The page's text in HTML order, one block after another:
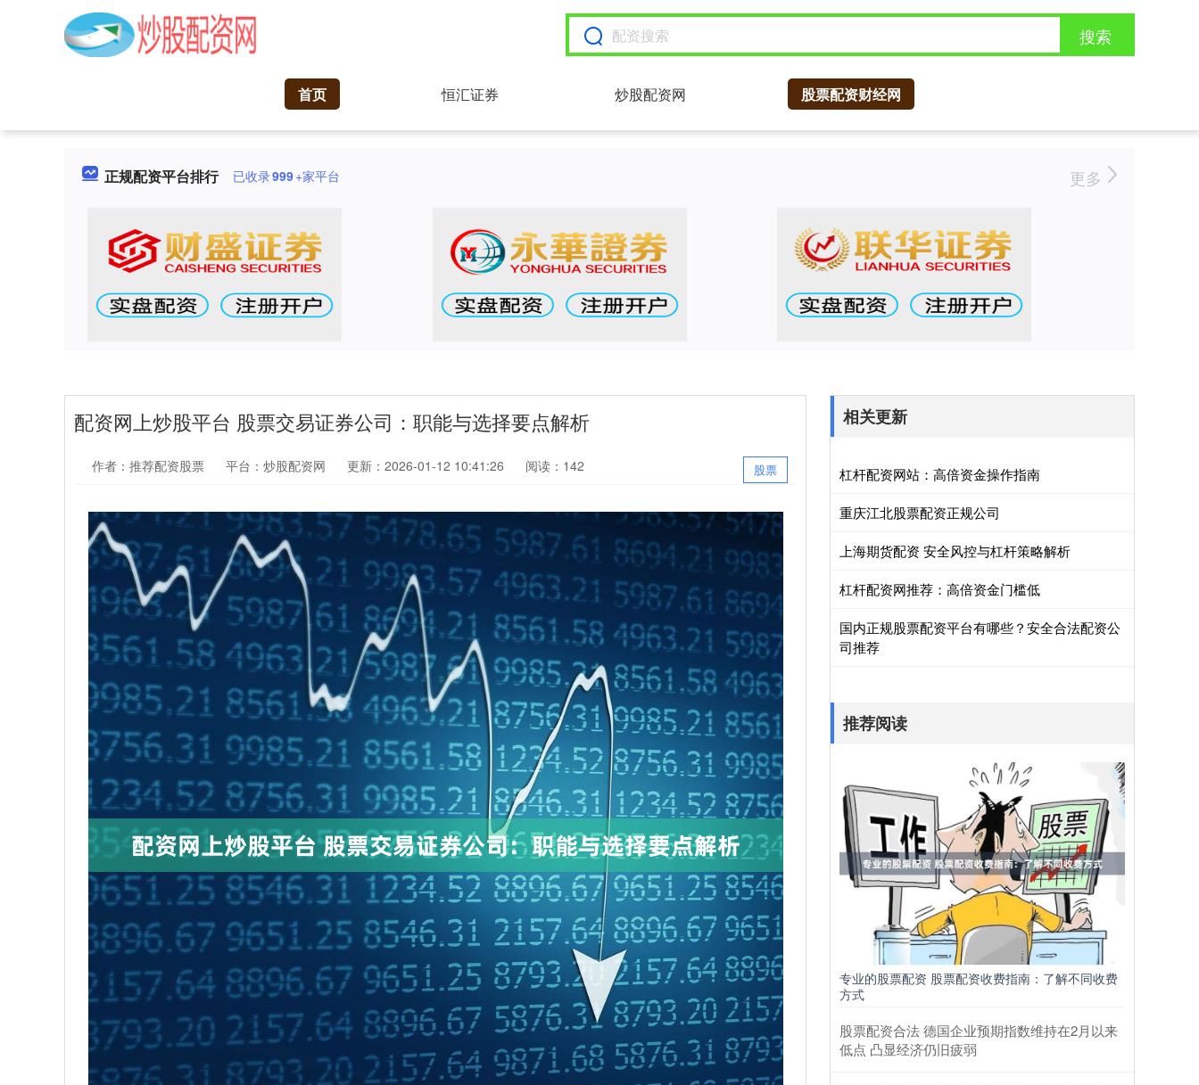
搜索
首页 恒汇证券 炒股配资网 股票配资财经网
正规配资平台排行 已收录999+家平台 更多
配资网上炒股平台 股票交易证券公司：职能与选择要点解析
股票
作者：推荐配资股票 平台：炒股配资网 更新：2026-01-12 10:41:26 阅读：142
相关更新
杠杆配资网站：高倍资金操作指南
重庆江北股票配资正规公司
上海期货配资 安全风控与杠杆策略解析
杠杆配资网推荐：高倍资金门槛低
国内正规股票配资平台有哪些？安全合法配资公
司推荐
推荐阅读
专业的股票配资 股票配资收费指南：了解不同收费
方式
股票配资合法 德国企业预期指数维持在2月以来
低点 凸显经济仍旧疲弱